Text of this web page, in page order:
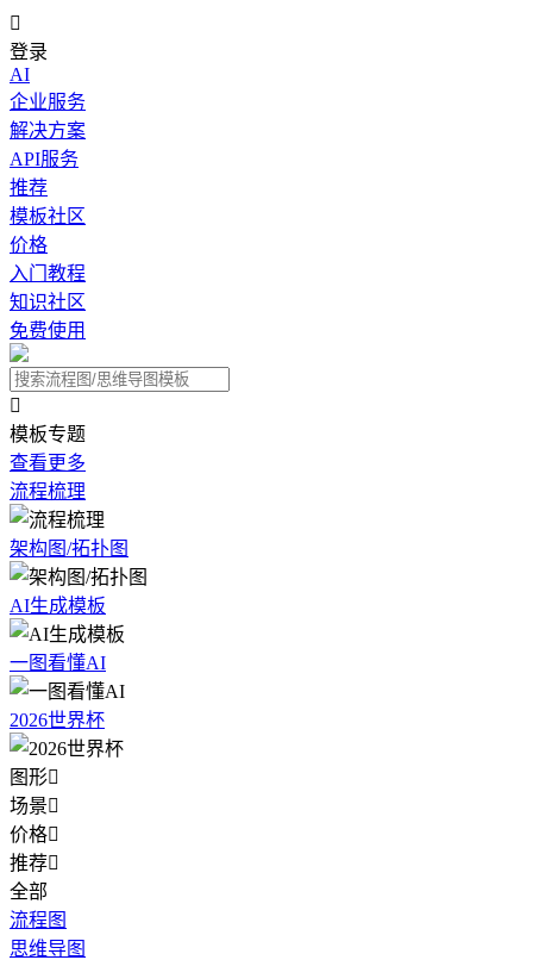

登录
AI
企业服务
解决方案
API服务
推荐
模板社区
价格
入门教程
知识社区
免费使用

模板专题
查看更多
流程梳理
架构图/拓扑图
AI生成模板
一图看懂AI
2026世界杯
图形
场景
价格
推荐
全部
流程图
思维导图